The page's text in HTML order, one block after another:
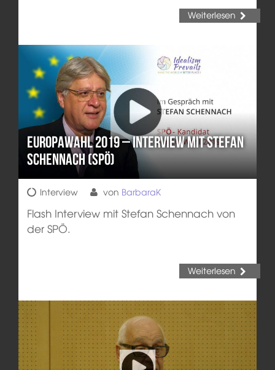
Weiterlesen
Europawahl 2019 – Interview mit Stefan
Schennach (SPÖ)
Interview von BarbaraK
Flash Interview mit Stefan Schennach von
der SPÖ.
Weiterlesen